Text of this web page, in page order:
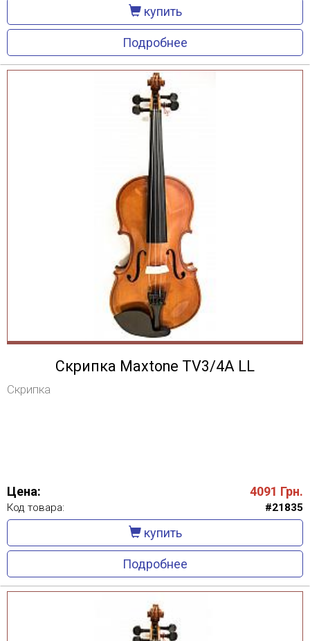
купить
Подробнее
Скрипка Maxtone TV3/4A LL
Скрипка
Цена: 4091 Грн.
Код товара: #21835
купить
Подробнее